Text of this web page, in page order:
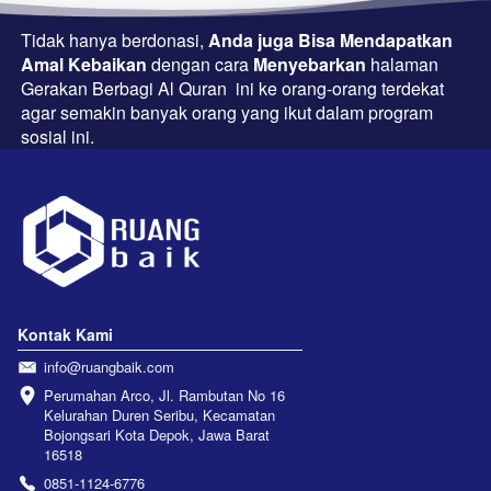
Tidak hanya berdonasi, Anda juga Bisa Mendapatkan
Amal Kebaikan dengan cara Menyebarkan halaman
Gerakan Berbagi Al Quran  ini ke orang-orang terdekat
agar semakin banyak orang yang ikut dalam program
sosial ini.
Kontak Kami
info@ruangbaik.com
Perumahan Arco, Jl. Rambutan No 16
Kelurahan Duren Seribu, Kecamatan
Bojongsari Kota Depok, Jawa Barat
16518
0851-1124-6776